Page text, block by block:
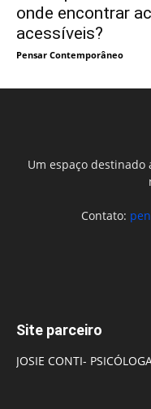
onde encontrar
acessíveis?
Pensar Contemporâneo
Um espaço
Contato:
Site parceiro
JOSIE CONTI-